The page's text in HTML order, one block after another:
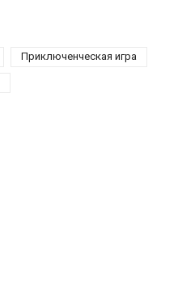
Приключенческая игра